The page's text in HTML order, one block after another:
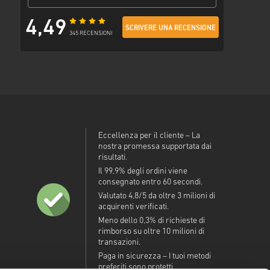
4,49 345 RECENSIONI
SCRIVERE UNA RECENSIONE
Eccellenza per il cliente – La
nostra promessa supportata dai
risultati.
Il 99,9% degli ordini viene
consegnato entro 60 secondi.
Valutato 4,8/5 da oltre 3 milioni di
acquirenti verificati.
Meno dello 0,3% di richieste di
rimborso su oltre 10 milioni di
transazioni.
Paga in sicurezza – I tuoi metodi
preferiti sono protetti.